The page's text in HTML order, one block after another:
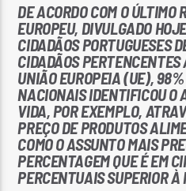
DE ACORDO COM O ÚLTIMO
EUROPEU, DIVULGADO
CIDADÃOS PORTUGUESES
CIDADÃOS
UNIÃO EUROPEIA (UE), 98%
NACIONAIS IDENTIFICOU O
VIDA, POR EXEMPLO,
PREÇO DE PRODUTOS
COMO O ASSUNTO MAIS
PERCENTAGEM QUE É EM
PERCENTUAIS SUPERIOR À